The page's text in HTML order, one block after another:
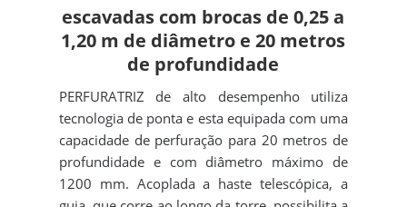
escavadas com brocas de 0,25 a
1,20 m de diâmetro e 20 metros
de profundidade
PERFURATRIZ de alto desempenho utiliza
tecnologia de ponta e esta equipada com uma
capacidade de perfuração para 20 metros de
profundidade e com diâmetro máximo de
1200 mm. Acoplada a haste telescópica, a